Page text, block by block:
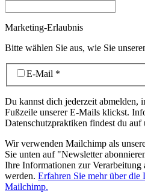
Marketing-Erlaubnis
Bitte wählen Sie aus, wie Sie
E-Mail *
Du kannst dich jederzeit abmelden,
Fußzeile unserer E-Mails klickst.
Datenschutzpraktiken findest du auf
Wir verwenden Mailchimp als
Sie unten auf "Newsletter
Ihre Informationen zur
werden. Erfahren Sie mehr über die
Mailchimp.